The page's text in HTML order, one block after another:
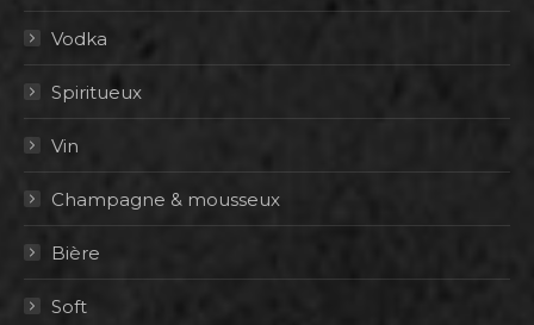
Vodka
Spiritueux
Vin
Champagne & mousseux
Bière
Soft